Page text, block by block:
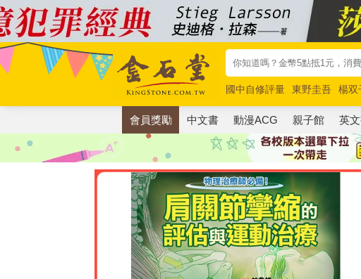
國中自修評量 東野圭吾 楊双
唯紅花綻放
奧德賽 路邊攤新
會員獎勵 中文書 動漫ACG 親子館 英